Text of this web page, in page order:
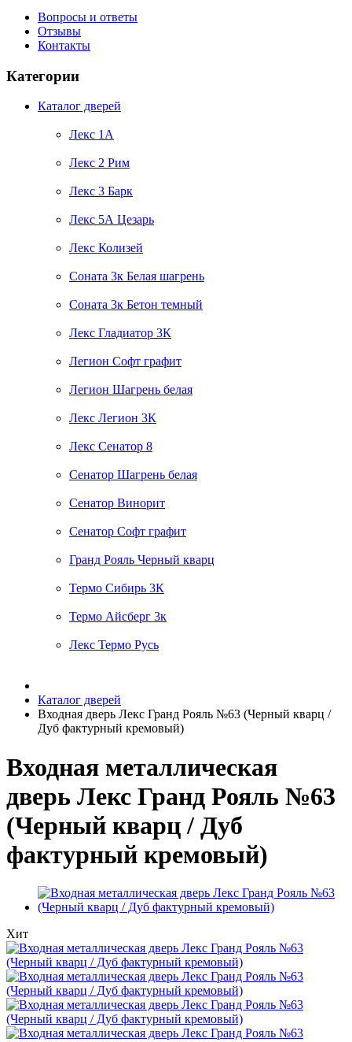
Вопросы и ответы
Отзывы
Контакты
Категории
Каталог дверей
Лекс 1А
Лекс 2 Рим
Лекс 3 Барк
Лекс 5А Цезарь
Лекс Колизей
Соната 3к Белая шагрень
Соната 3к Бетон темный
Лекс Гладиатор 3К
Легион Софт графит
Легион Шагрень белая
Лекс Легион 3К
Лекс Сенатор 8
Сенатор Шагрень белая
Сенатор Винорит
Сенатор Софт графит
Гранд Рояль Черный кварц
Термо Сибирь 3К
Термо Айсберг 3к
Лекс Термо Русь
Каталог дверей
Входная дверь Лекс Гранд Рояль №63 (Черный кварц /
Дуб фактурный кремовый)
Входная металлическая
дверь Лекс Гранд Рояль №63
(Черный кварц / Дуб
фактурный кремовый)
Хит